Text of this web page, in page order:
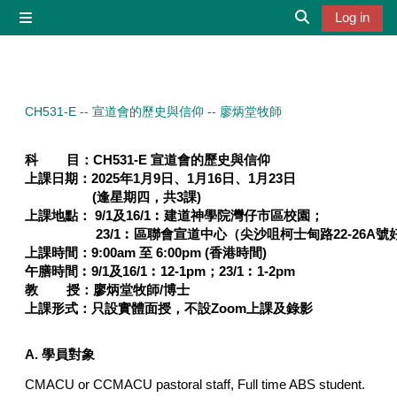
Log in
CH531-E -- 宣道會的歷史與信仰 -- 廖炳堂牧師
科 目：CH531-E 宣道會的歷史與信仰
上課日期：2025年1月9日、1月16日、1月23日
(逢星期四，共3課)
上課地點： 9/1及16/1︰建道神學院灣仔市區校園 ；
23/1︰ 區聯會宣道中心（尖沙咀柯士甸路22-
上課時間： 9:00am 至 6:00pm (香港時間)
午膳時間︰9/1及16/1︰12-1pm；23/1︰1-2pm
教 授：廖炳堂牧師/博士
上課形式：只設實體面授，不設Zoom上課及錄影
A. 學員對象
CMACU or CCMACU pastoral staff, Full time ABS student.